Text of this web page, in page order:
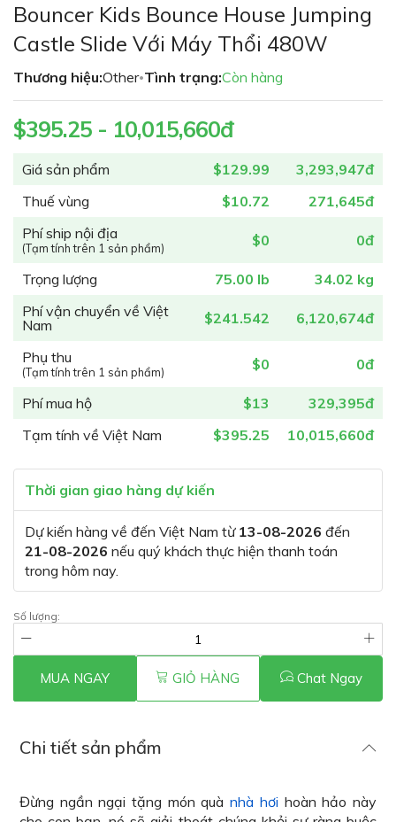
phần
của
thư
viện
ảnh
Bouncer Kids Bounce House Jumping
Castle Slide Với Máy Thổi 480W
Thương hiệu:Other•Tình trạng:Còn hàng
Giá sản phẩm $129.99
3,293,947đ
Thuế vùng
$10.72
271,645đ
Phí ship nội địa
(Tạm tính trên 1 sản phẩm) $0 0đ
Trọng lượng 75.00 lb
34.02 kg
Phí vận chuyển về Việt
Nam
$241.542 6,120,674đ
Phụ thu
(Tạm tính trên 1 sản phẩm) $0 0đ
Phí mua hộ $13
329,395đ
Tạm tính về Việt Nam
$395.25 10,015,660đ
$395.25 - 10,015,660đ
Thời gian giao hàng dự kiến
Dự kiến hàng về đến Việt Nam từ 13-08-2026 đến
21-08-2026 nếu quý khách thực hiện thanh toán
trong hôm nay.
Số lượng:
MUA NGAY GIỎ HÀNG Chat Ngay
Chi tiết sản phẩm
Đừng ngần ngại tặng món quànhà hơi hoàn hảo này